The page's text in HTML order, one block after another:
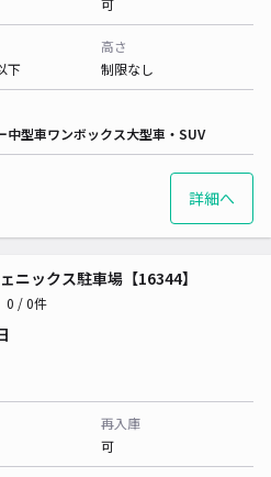
可
下
高さ
制限なし
中型車ワンボックス大型車・SUV
詳細へ
ニックス駐車場【16344】
0 / 0件
再入庫
可